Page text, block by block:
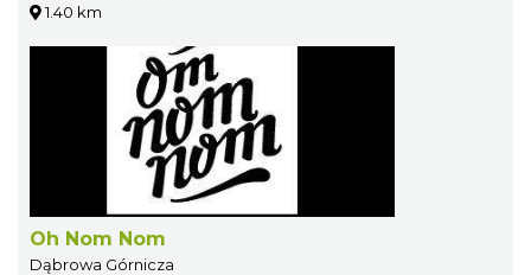
1.40 km
Oh Nom Nom
Dąbrowa Górnicza